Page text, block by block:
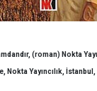
(roman) Nokta
Nokta Yayıncılık, İstanbul,